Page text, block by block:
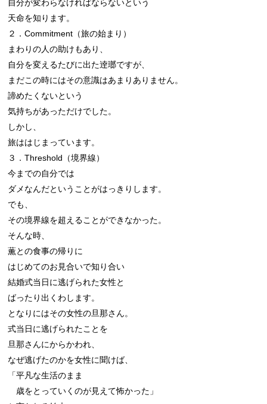
自分が変わらなければならないという
天命を知ります。
２．Commitment（旅の始まり）
まわりの人の助けもあり、
自分を変えるたびに出た逹瑯ですが、
まだこの時にはその意識はあまりありません。
諦めたくないという
気持ちがあっただけでした。
しかし、
旅ははじまっています。
３．Threshold（境界線）
今までの自分では
ダメなんだということがはっきりします。
でも、
その境界線を超えることができなかった。
そんな時、
薫との食事の帰りに
はじめてのお見合いで知り合い
結婚式当日に逃げられた女性と
ばったり出くわします。
となりにはその女性の旦那さん。
式当日に逃げられたことを
旦那さんにからかわれ、
なぜ逃げたのかを女性に聞けば、
「平凡な生活のまま
歳をとっていくのが見えて怖かった」